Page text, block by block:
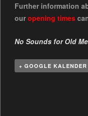
Further information
our opening times
No Sounds for Old
+ GOOGLE KALENDER